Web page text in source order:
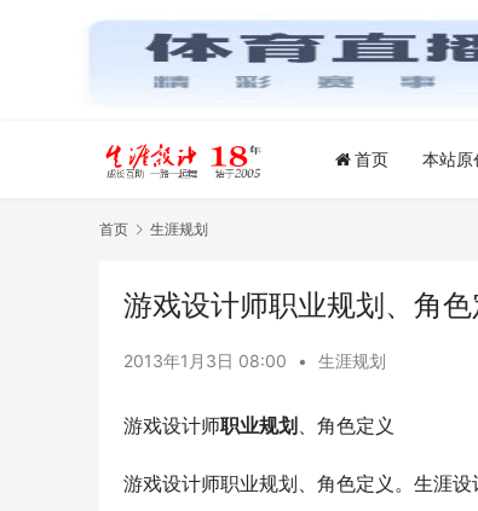
首页 本站原
首页 生涯规划
游戏设计师职业规划、角色
2013年1月3日 08:00 • 生涯规划
游戏设计师职业规划 、角色定义
游戏设计师职业规划、角色定义。生涯设